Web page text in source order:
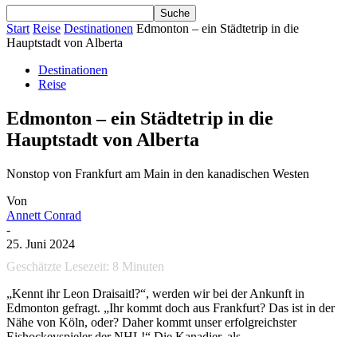
Start Reise Destinationen Edmonton – ein Städtetrip in die
Hauptstadt von Alberta
Destinationen
Reise
Edmonton – ein Städtetrip in die
Hauptstadt von Alberta
Nonstop von Frankfurt am Main in den kanadischen Westen
Von
Annett Conrad
-
25. Juni 2024
Geschätzte Lesezeit: 8 Minuten
„Kennt ihr Leon Draisaitl?“, werden wir bei der Ankunft in
Edmonton gefragt. „Ihr kommt doch aus Frankfurt? Das ist in der
Nähe von Köln, oder? Daher kommt unser erfolgreichster